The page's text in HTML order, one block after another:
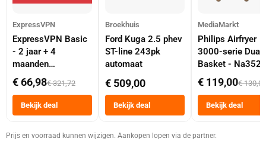
ExpressVPN
ExpressVPN Basic
- 2 jaar + 4
maanden
abonnement
€ 66,98€ 321,72
Bekijk deal
Broekhuis
Ford Kuga 2.5 phev
ST-line 243pk
automaat
€ 509,00
Bekijk deal
MediaMarkt
Philips Airfryer
3000-serie Dual
Basket -
Dubbele Mand 9
Tot 6 Personen
Heteluchtfriteuse
Zwart
€ 119,00€ 130,00
Bekijk deal
Prijs en voorraad kunnen wijzigen. Aankopen lopen via de partner.